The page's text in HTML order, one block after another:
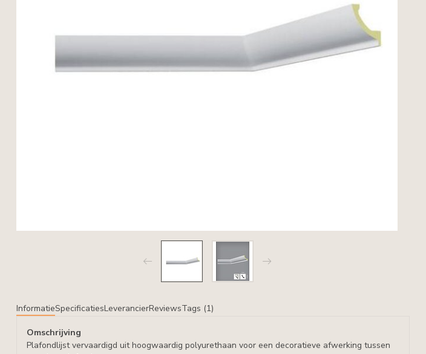
InformatieSpecificatiesLeverancierReviewsTags (1)
Omschrijving
Plafondlijst vervaardigd uit hoogwaardig polyurethaan voor een decoratieve afwerking tussen